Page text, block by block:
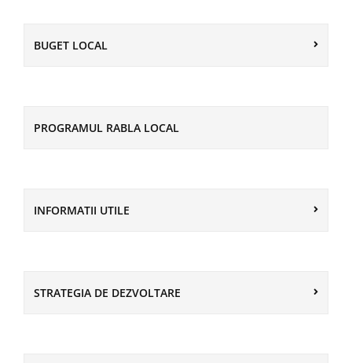
BUGET LOCAL
PROGRAMUL RABLA LOCAL
INFORMATII UTILE
STRATEGIA DE DEZVOLTARE